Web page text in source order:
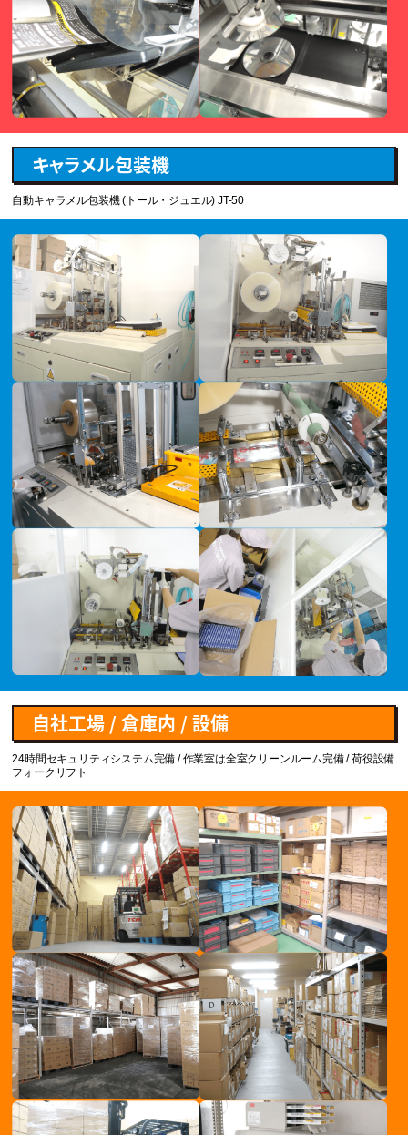
キャラメル包装機
自動キャラメル包装機 (トール・ジュエル) JT-50
自社工場 / 倉庫内 / 設備
24時間セキュリティシステム完備 / 作業室は全室クリーンルーム完備 / 荷役設備
フォークリフト